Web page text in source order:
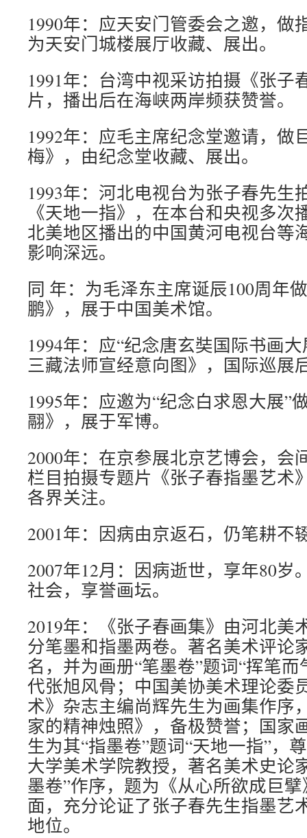
1990年：应天安门管委会之邀，做
为天安门城楼展厅收藏、展出。
1991年：台湾中视采访拍摄《张子
片，播出后在海峡两岸频获赞誉。
1992年：应毛主席纪念堂邀请，做
梅》，由纪念堂收藏、展出。
1993年：河北电视台为张子春先生
《天地一指》，在本台和央视多次
北美地区播出的中国黄河电视台等
影响深远。
同 年：为毛泽东主席诞辰100周年
鹏》，展于中国美术馆。
1994年：应“纪念唐玄奘国际书画
三藏法师宣经意向图》，国际巡展
1995年：应邀为“纪念白求恩大展”
翮》，展于军博。
2000年：在京参展北京艺博会，会
栏目拍摄专题片《张子春指墨艺术
各界关注。
2001年：因病由京返石，仍笔耕不
2007年12月：因病逝世，享年80岁
社会，享誉画坛。
2019年：《张子春画集》由河北美
分笔墨和指墨两卷。著名美术评论
名，并为画册“笔墨卷”题词“挥笔
代张旭风骨；中国美协美术理论委
术》杂志主编尚辉先生为画集作序
家的精神烛照》，备极赞誉；国家
生为其“指墨卷”题词“天地一指”，
大学美术学院教授，著名美术史论
墨卷”作序，题为《从心所欲成巨
面，充分论证了张子春先生指墨艺
地位。